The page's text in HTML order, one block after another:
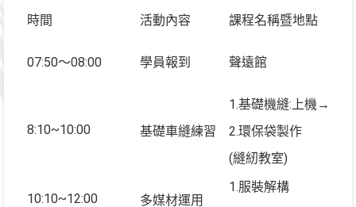
時間
活動內容 課程名稱暨地點
07:50～08:00 學員報到 聲遠館
8:10~10:00 基礎車縫練習
1.基礎機縫:上機→車
2.環保袋製作
(縫紉教室)
10:10~12:00 多媒材運用
1.服裝解構